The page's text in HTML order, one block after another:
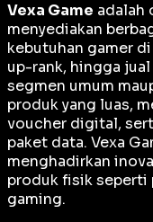
Vexa Game adalah
menyediakan
kebutuhan gamer
up-rank, hingga
segmen umum
produk yang luas,
voucher digital,
paket data. Vexa
menghadirkan
produk fisik seperti
gaming.